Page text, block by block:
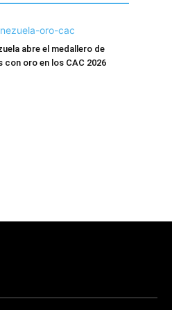
abre el medallero de
con oro en los CAC 2026